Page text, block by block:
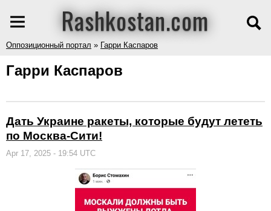
Rashkostan.com
Оппозиционный портал » Гарри Каспаров
Гарри Каспаров
Дать Украине ракеты, которые будут лететь
по Москва-Сити!
Apr 17, 2025 - 19:54 UTC